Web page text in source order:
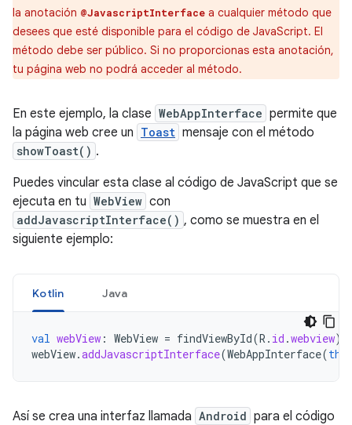
la anotación @JavascriptInterface a cualquier método que
desees que esté disponible para el código de JavaScript. El
método debe ser público. Si no proporcionas esta anotación,
tu página web no podrá acceder al método.
En este ejemplo, la clase WebAppInterface permite que
la página web cree un Toast mensaje con el método
showToast() .
Puedes vincular esta clase al código de JavaScript que se
ejecuta en tu WebView con
addJavascriptInterface() , como se muestra en el
siguiente ejemplo:
Kotlin Java
val webView : WebView = findViewById(R . id .webview)
webView.addJavascriptInterface(WebAppInterface(
Así se crea una interfaz llamada Android para el código